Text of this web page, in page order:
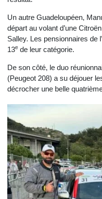
Un autre Guadeloupéen,
départ au volant d’une
Salley. Les pensionnaires de
13e de leur catégorie.
De son côté, le duo
(Peugeot 208) a su déjouer
décrocher une belle